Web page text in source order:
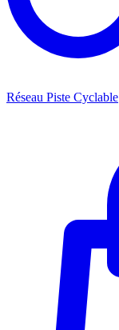
Réseau Piste Cyclable